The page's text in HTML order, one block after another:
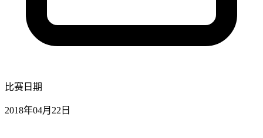
比赛日期
2018年04月22日